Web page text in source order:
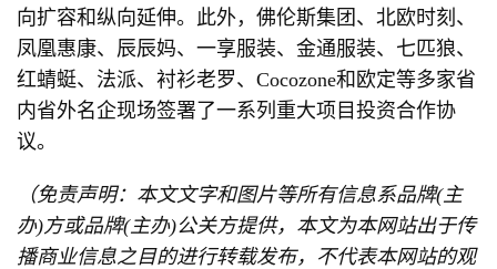
向扩容和纵向延伸。此外，佛伦斯集团、北欧时刻、
凤凰惠康、辰辰妈、一享服装、金通服装、七匹狼、
红蜻蜓、法派、衬衫老罗、Cocozone和欧定等多家省
内省外名企现场签署了一系列重大项目投资合作协
议。
（免责声明：本文文字和图片等所有信息系品牌(主
办)方或品牌(主办)公关方提供，本文为本网站出于传
播商业信息之目的进行转载发布，不代表本网站的观